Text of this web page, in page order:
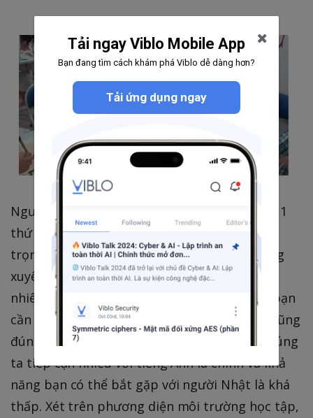
Người ta vẫn thường quan niệm rằng để học 1
thứ ngôn ngữ mới, 1 trong những điều quan
trọng đó là bạn cần phải luyện tập nó thường
xuyên thì bạn mới có thể giỏi hơn được. Tuy
nhiên để có thể luyện tập thường xuyên thì bạn
cần phải có môi trường luyện tập, điều này cũng
đúng với tiếng Nhật. Ở Việt Nam, hầu hết chúng
ta tiếp cận nhiều với tiếng Anh là chính và khả
năng bạn có thể bắt gặp với người Nhật là khá
thấp. Xét trên phương diện môi trường học tập,
Tải ngay Viblo Mobile App
Bạn đang tìm cách khám phá Viblo dễ dàng hơn?
Tải ứng dụng ngay